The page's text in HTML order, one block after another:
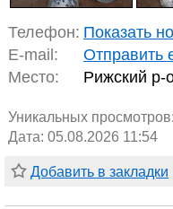
Телефон: Показать
E-mail:
Отправить
Место:
Рижский р-
Уникальных просмотров:
Дата: 05.08.2026 11:54
Добавить в закладки